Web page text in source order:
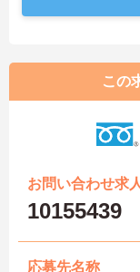
この
お問い合わせ求
10155439
応募先名称